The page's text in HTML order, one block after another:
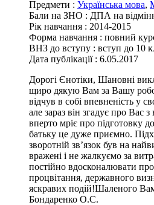
Предмети : Українська мова,
Бали на ЗНО : ДПА на
Рік навчання : 2014-2015
Форма навчання : повний
ВНЗ до вступу : вступ до 10
Дата публікації : 6.05.2017
Дорогі Єнотіки, Шановні
щиро дякую Вам за Вашу
відчув в собі впевненість у
але зараз він згадує про Вас
вперто мріє про підготовку
батьку це дуже приємно.
зворотній зв’язок був на
вражені і не жалкуємо за
постійно вдосконалювати
процвітання, державного
яскравих подій!Шаленого
Бондаренко О.С.